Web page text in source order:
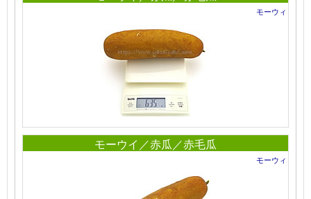
モーウィ
モーウイ／赤瓜／赤毛瓜
モーウィ